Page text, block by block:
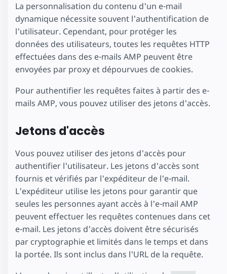
La personnalisation du contenu d'un e-mail
dynamique nécessite souvent l'authentification de
l'utilisateur. Cependant, pour protéger les
données des utilisateurs, toutes les requêtes HTTP
effectuées dans des e-mails AMP peuvent être
envoyées par proxy et dépourvues de cookies.
Pour authentifier les requêtes faites à partir des e-
mails AMP, vous pouvez utiliser des jetons d'accès.
Jetons d'accès
Vous pouvez utiliser des jetons d'accès pour
authentifier l'utilisateur. Les jetons d'accès sont
fournis et vérifiés par l'expéditeur de l'e-mail.
L'expéditeur utilise les jetons pour garantir que
seules les personnes ayant accès à l'e-mail AMP
peuvent effectuer les requêtes contenues dans cet
e-mail. Les jetons d'accès doivent être sécurisés
par cryptographie et limités dans le temps et dans
la portée. Ils sont inclus dans l'URL de la requête.